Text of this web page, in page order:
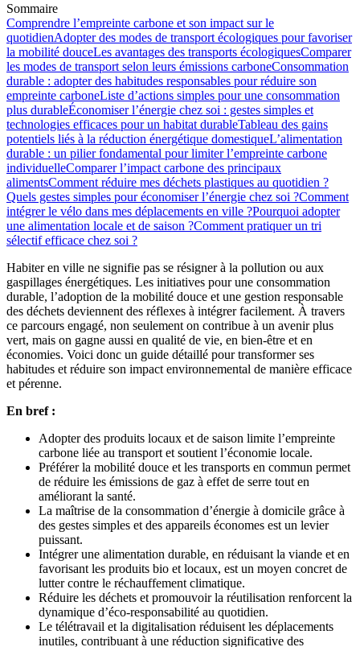
Sommaire
Comprendre l’empreinte carbone et son impact sur le
quotidienAdopter des modes de transport écologiques pour favoriser
la mobilité douceLes avantages des transports écologiquesComparer
les modes de transport selon leurs émissions carboneConsommation
durable : adopter des habitudes responsables pour réduire son
empreinte carboneListe d’actions simples pour une consommation
plus durableÉconomiser l’énergie chez soi : gestes simples et
technologies efficaces pour un habitat durableTableau des gains
potentiels liés à la réduction énergétique domestiqueL’alimentation
durable : un pilier fondamental pour limiter l’empreinte carbone
individuelleComparer l’impact carbone des principaux
alimentsComment réduire mes déchets plastiques au quotidien ?
Quels gestes simples pour économiser l’énergie chez soi ?Comment
intégrer le vélo dans mes déplacements en ville ?Pourquoi adopter
une alimentation locale et de saison ?Comment pratiquer un tri
sélectif efficace chez soi ?
Habiter en ville ne signifie pas se résigner à la pollution ou aux
gaspillages énergétiques. Les initiatives pour une consommation
durable, l’adoption de la mobilité douce et une gestion responsable
des déchets deviennent des réflexes à intégrer facilement. À travers
ce parcours engagé, non seulement on contribue à un avenir plus
vert, mais on gagne aussi en qualité de vie, en bien-être et en
économies. Voici donc un guide détaillé pour transformer ses
habitudes et réduire son impact environnemental de manière efficace
et pérenne.
En bref :
Adopter des produits locaux et de saison limite l’empreinte
carbone liée au transport et soutient l’économie locale.
Préférer la mobilité douce et les transports en commun permet
de réduire les émissions de gaz à effet de serre tout en
améliorant la santé.
La maîtrise de la consommation d’énergie à domicile grâce à
des gestes simples et des appareils économes est un levier
puissant.
Intégrer une alimentation durable, en réduisant la viande et en
favorisant les produits bio et locaux, est un moyen concret de
lutter contre le réchauffement climatique.
Réduire les déchets et promouvoir la réutilisation renforcent la
dynamique d’éco-responsabilité au quotidien.
Le télétravail et la digitalisation réduisent les déplacements
inutiles, contribuant à une réduction significative des